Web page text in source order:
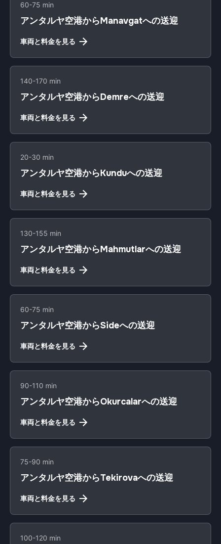
60-75 min
アンタルヤ空港からManavgatへの送迎
車両と料金を見る
140-170 min
アンタルヤ空港からDemreへの送迎
車両と料金を見る
20-30 min
アンタルヤ空港からKunduへの送迎
車両と料金を見る
130-155 min
アンタルヤ空港からMahmutlarへの送迎
車両と料金を見る
60-75 min
アンタルヤ空港からSideへの送迎
車両と料金を見る
90-110 min
アンタルヤ空港からOkurcalarへの送迎
車両と料金を見る
75-90 min
アンタルヤ空港からTekirovaへの送迎
車両と料金を見る
100-120 min